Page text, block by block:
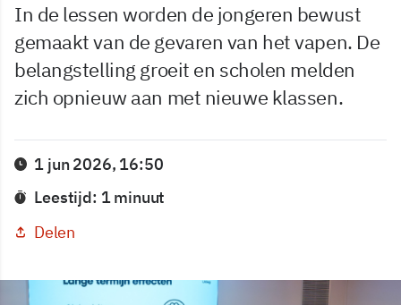
In de lessen worden de jongeren bewust
gemaakt van de gevaren van het vapen. De
belangstelling groeit en scholen melden
zich opnieuw aan met nieuwe klassen.
1 jun 2026, 16:50
Leestijd: 1 minuut
Delen